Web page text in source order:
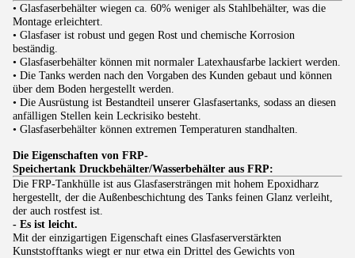
• Glasfaserbehälter wiegen ca. 60% weniger als Stahlbehälter, was die
Montage erleichtert.
• Glasfaser ist robust und gegen Rost und chemische Korrosion
beständig.
• Glasfaserbehälter können mit normaler Latexhausfarbe lackiert werden.
• Die Tanks werden nach den Vorgaben des Kunden gebaut und können
über dem Boden hergestellt werden.
• Die Ausrüstung ist Bestandteil unserer Glasfasertanks, sodass an diesen
anfälligen Stellen kein Leckrisiko besteht.
• Glasfaserbehälter können extremen Temperaturen standhalten.
Die Eigenschaften von FRP-
Speichertank Druckbehälter/Wasserbehälter aus FRP:
Die FRP-Tankhülle ist aus Glasfasersträngen mit hohem Epoxidharz
hergestellt, der die Außenbeschichtung des Tanks feinen Glanz verleiht,
der auch rostfest ist.
- Es ist leicht.
Mit der einzigartigen Eigenschaft eines Glasfaserverstärkten
Kunststofftanks wiegt er nur etwa ein Drittel des Gewichts von